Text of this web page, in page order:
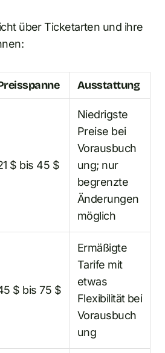
über Ticketarten und ihre
Ausstattung
$ bis 45 $
Niedrigste
Preise bei
Vorausbuch
ung; nur
begrenzte
Änderungen
möglich
$ bis 75 $
Ermäßigte
Tarife mit
etwas
Flexibilität bei
Vorausbuch
ung